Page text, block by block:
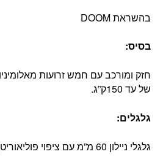
בהשראת DOOM
בסיס:
חזק ומורכב עם חמש זרועות
של עד 150ק”ג.
גלגלים:
גלגלי ניילון 60 מ”מ עם ציפוי פוליאוריטן